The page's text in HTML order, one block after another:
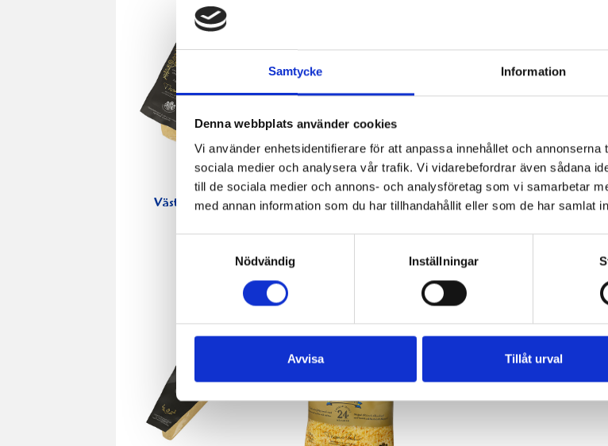
Samtycke Information
Denna webbplats använder cookies
Vi använder enhetsidentifierare för att anpassa innehållet och
sociala medier och analysera vår trafik. Vi vidarebefordrar även sådana
till de sociala medier och annons- och analysföretag som vi samarbetar
med annan information som du har tillhandahållit eller som de har samlat
Nödvändig
Inställningar
Avvisa Tillåt urval
Västerbottensost®
Västerbottensost®
Västerbottensost®